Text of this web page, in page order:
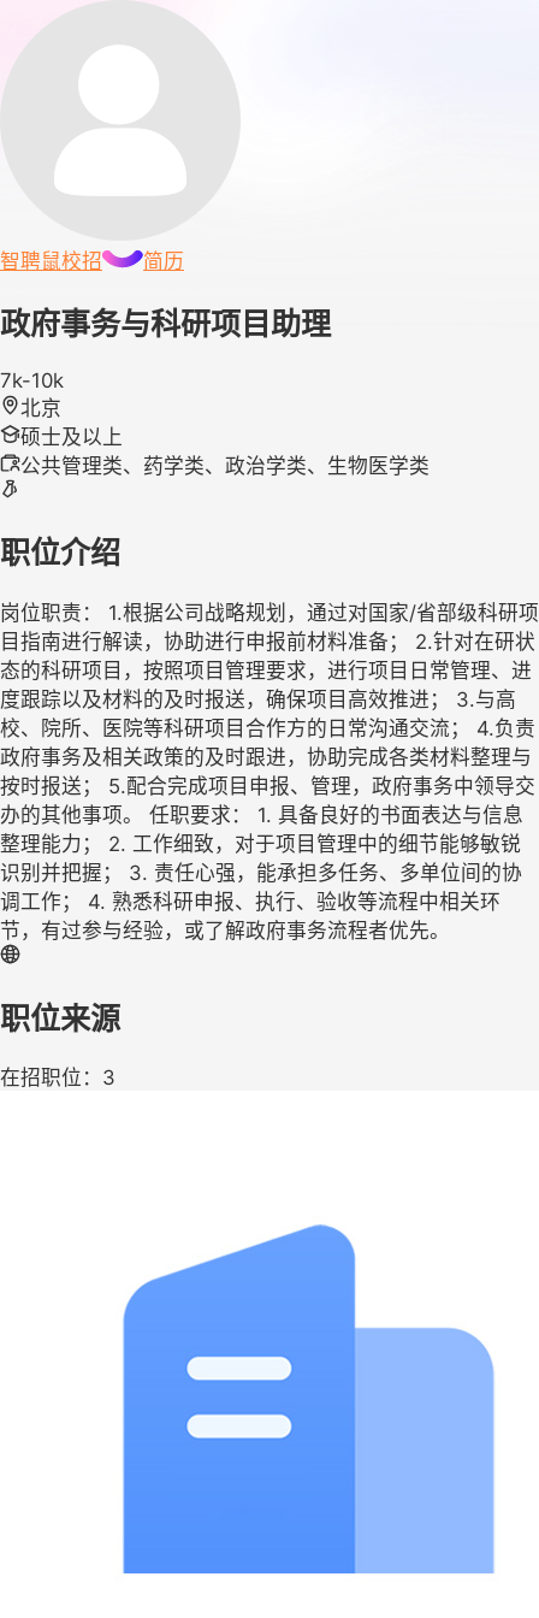
智聘鼠校招 简历
政府事务与科研项目助理
7k-10k
北京
硕士及以上
公共管理类、药学类、政治学类、生物医学类
职位介绍
岗位职责： 1.根据公司战略规划，通过对国家/省部级科研项
目指南进行解读，协助进行申报前材料准备； 2.针对在研状
态的科研项目，按照项目管理要求，进行项目日常管理、进
度跟踪以及材料的及时报送，确保项目高效推进； 3.与高
校、院所、医院等科研项目合作方的日常沟通交流； 4.负责
政府事务及相关政策的及时跟进，协助完成各类材料整理与
按时报送； 5.配合完成项目申报、管理，政府事务中领导交
办的其他事项。 任职要求： 1. 具备良好的书面表达与信息
整理能力； 2. 工作细致，对于项目管理中的细节能够敏锐
识别并把握； 3. 责任心强，能承担多任务、多单位间的协
调工作； 4. 熟悉科研申报、执行、验收等流程中相关环
节，有过参与经验，或了解政府事务流程者优先。
职位来源
在招职位：3